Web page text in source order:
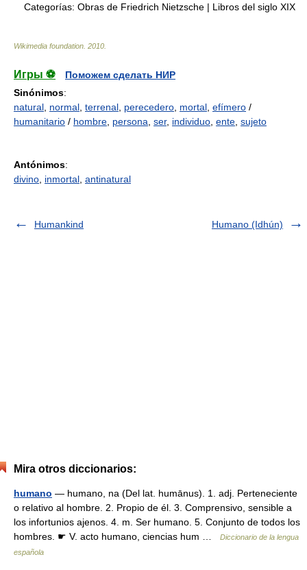
Categorías: Obras de Friedrich Nietzsche | Libros del siglo XIX
Wikimedia foundation 2010
Игры ⚽
Поможем сделать НИР
Sinónimos:
natural normal terrenal perecedero mortal efímero /
humanitario / hombre persona ser, individuo ente sujeto
Antónimos:
divino inmortal antinatural
Humankind Humano (Idhún)
Mira otros diccionarios:
humano — humano, na (Del lat. humānus). 1. adj. Perteneciente
o relativo al hombre. 2. Propio de él. 3. Comprensivo, sensible a
los infortunios ajenos. 4. m. Ser humano. 5. Conjunto de todos los
hombres. ☛ V. acto humano, ciencias hum …
Diccionario de la lengua
española